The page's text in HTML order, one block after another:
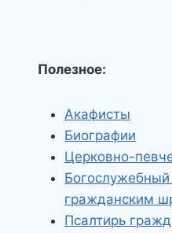
Полезное:
Акафисты
Биографии
Церковно-
гражданским
Псалтирь